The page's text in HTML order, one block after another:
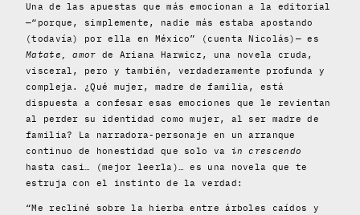
Una de las apuestas que más emocionan a la editorial
—“porque, simplemente, nadie más estaba apostando
(todavía) por ella en México” (cuenta Nicolás)— es
Matate, amor de Ariana Harwicz, una novela cruda,
visceral, pero y también, verdaderamente profunda y
compleja. ¿Qué mujer, madre de familia, está
dispuesta a confesar esas emociones que le revientan
al perder su identidad como mujer, al ser madre de
familia? La narradora-personaje en un arranque
continuo de honestidad que solo va
in crescendo
hasta casi… (mejor leerla)… es una novela que te
estruja con el instinto de la verdad:
“Me recliné sobre la hierba entre árboles caídos y